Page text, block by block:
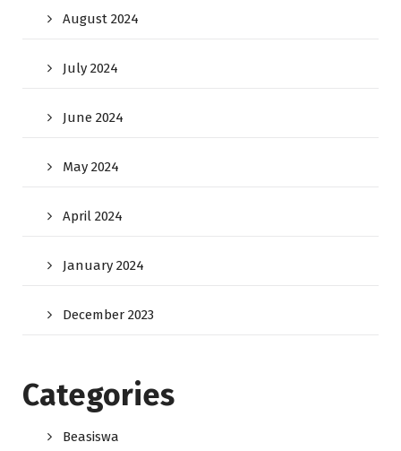
August 2024
July 2024
June 2024
May 2024
April 2024
January 2024
December 2023
Categories
Beasiswa